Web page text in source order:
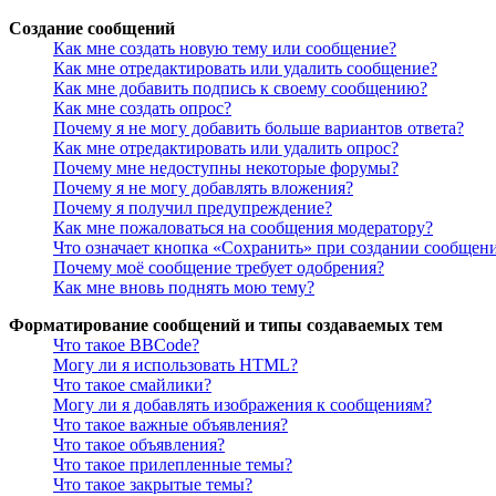
Создание сообщений
Как мне создать новую тему или сообщение?
Как мне отредактировать или удалить сообщение?
Как мне добавить подпись к своему сообщению?
Как мне создать опрос?
Почему я не могу добавить больше вариантов ответа?
Как мне отредактировать или удалить опрос?
Почему мне недоступны некоторые форумы?
Почему я не могу добавлять вложения?
Почему я получил предупреждение?
Как мне пожаловаться на сообщения модератору?
Что означает кнопка «Сохранить» при создании
Почему моё сообщение требует одобрения?
Как мне вновь поднять мою тему?
Форматирование сообщений и типы создаваемых тем
Что такое BBCode?
Могу ли я использовать HTML?
Что такое смайлики?
Могу ли я добавлять изображения к сообщениям?
Что такое важные объявления?
Что такое объявления?
Что такое прилепленные темы?
Что такое закрытые темы?